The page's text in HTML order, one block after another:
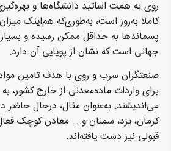
روی به همت اساتید دانشگاه‌ها و
کاملا به‌روز است، به‌طوری‌که هم‌اینک
پسماندها به حداقل ممکن رسیده و بسیار
جهانی است که نشان از پویایی آن دارد.
صنعتگران سرب و روی با هدف تامین
برای واردات ماده‌معدنی از خارج کشور،
می‌اندیشند. به‌عنوان مثال، درحال حاضر
کرمان، یزد، سمنان و… معادن کوچک
قبولی نیز دست یافته‌اند.